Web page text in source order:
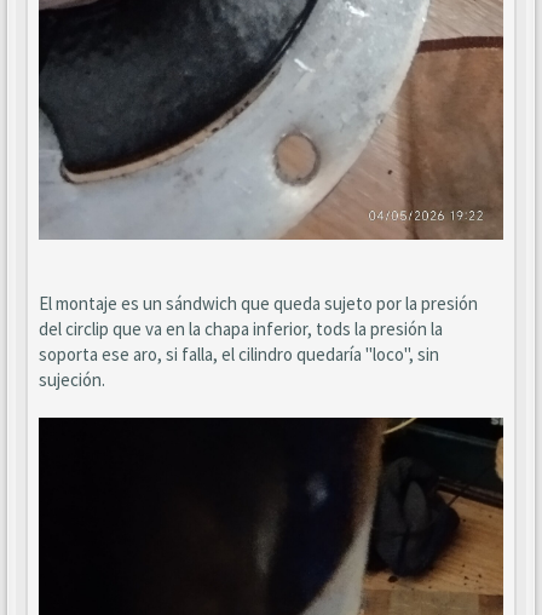
El montaje es un sándwich que queda sujeto por la presión
del circlip que va en la chapa inferior, tods la presión la
soporta ese aro, si falla, el cilindro quedaría "loco", sin
sujeción.